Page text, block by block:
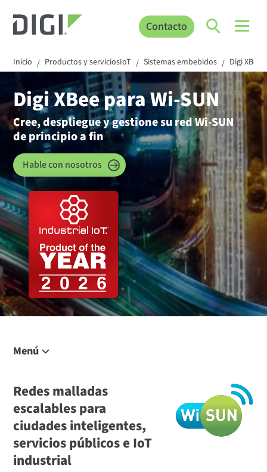
Contacto
Inicio / Productos y serviciosIoT / Sistemas embebidos / Digi XBee
Digi XBee para Wi-SUN
Cree, despliegue y gestione su red Wi-SUN
de principio a fin
Hable con nosotros
Menú
Resumen de la solución
Hable con nosotros
Aplicaciones
Módulos de RF
Enrutadores fronterizos
Redes malladas
escalables para
ciudades inteligentes,
servicios públicos e IoT
industrial